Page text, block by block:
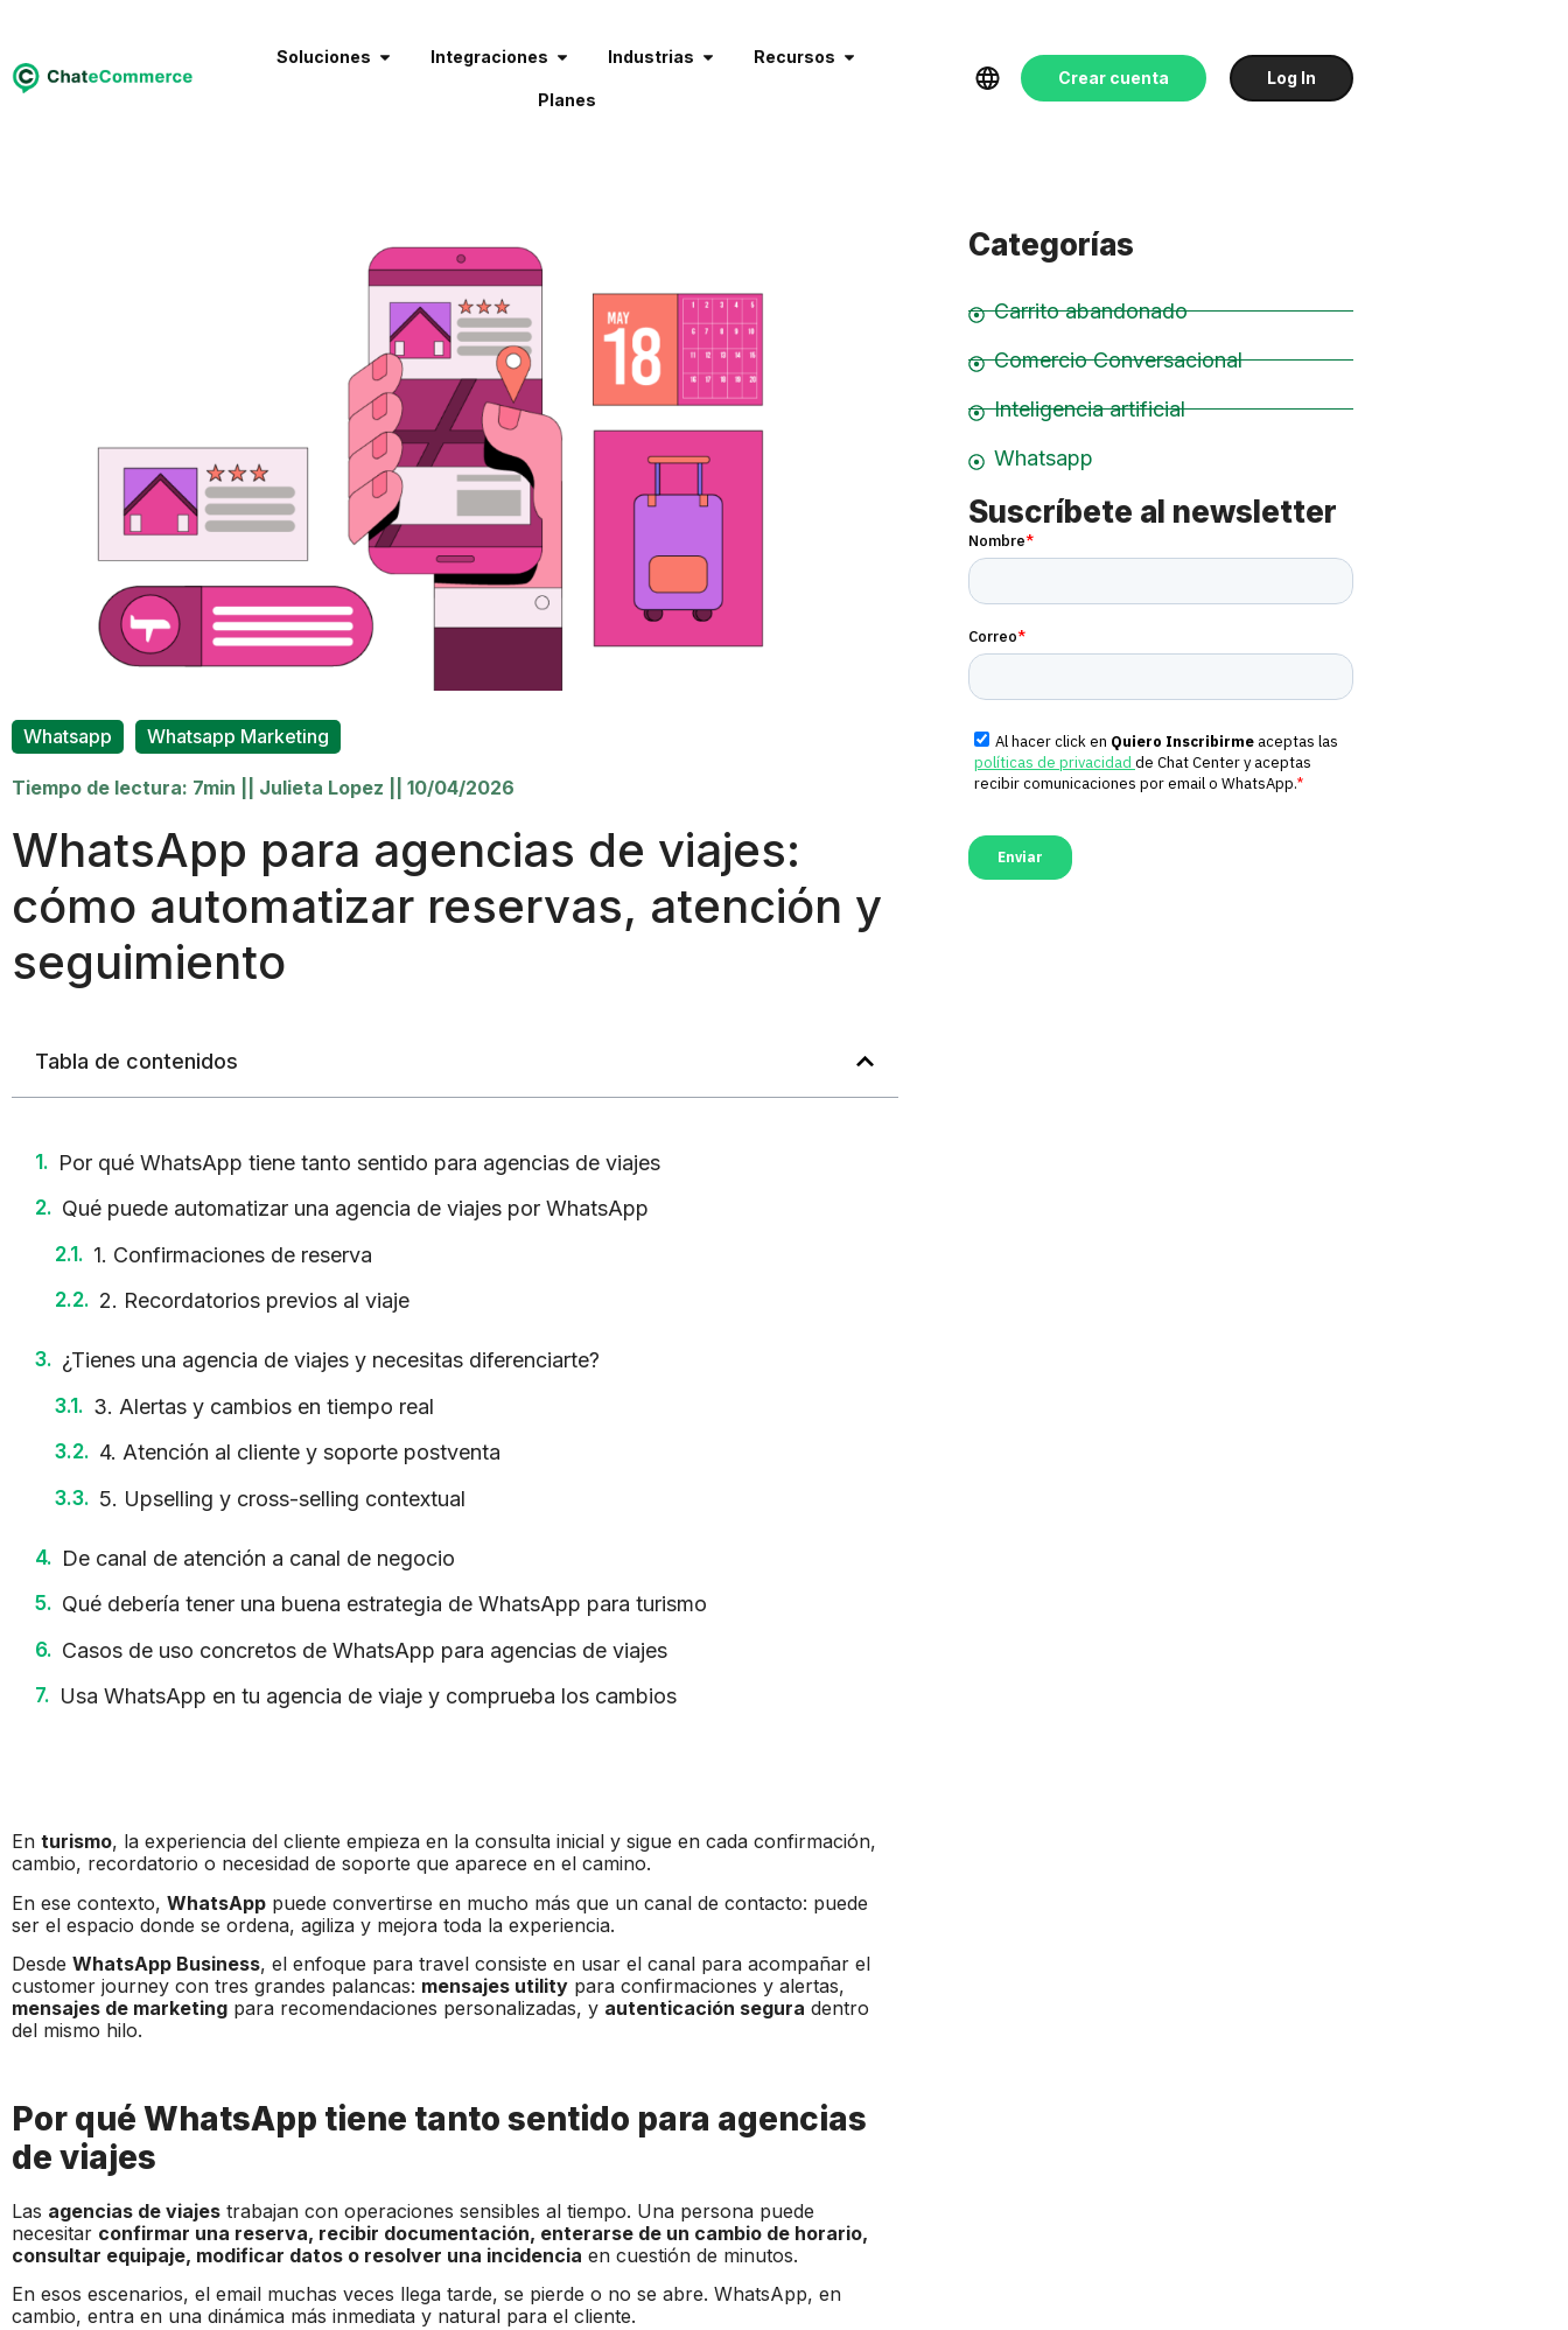
Soluciones Integraciones Industrias Recursos
Planes
Crear cuenta Log In
Whatsapp Whatsapp Marketing
Tiempo de lectura: 7min Julieta Lopez 10/04/2026
WhatsApp para agencias de viajes:
cómo automatizar reservas, atención y
seguimiento
Tabla de contenidos
Por qué WhatsApp tiene tanto sentido para agencias de viajes
Qué puede automatizar una agencia de viajes por WhatsApp
1. Confirmaciones de reserva
2. Recordatorios previos al viaje
¿Tienes una agencia de viajes y necesitas diferenciarte?
3. Alertas y cambios en tiempo real
4. Atención al cliente y soporte postventa
5. Upselling y cross-selling contextual
De canal de atención a canal de negocio
Qué debería tener una buena estrategia de WhatsApp para turismo
Casos de uso concretos de WhatsApp para agencias de viajes
Usa WhatsApp en tu agencia de viaje y comprueba los cambios
En turismo, la experiencia del cliente empieza en la consulta inicial y sigue en cada confirmación,
cambio, recordatorio o necesidad de soporte que aparece en el camino.
En ese contexto, WhatsApp puede convertirse en mucho más que un canal de contacto: puede
ser el espacio donde se ordena, agiliza y mejora toda la experiencia.
Desde WhatsApp Business, el enfoque para travel consiste en usar el canal para acompañar el
customer journey con tres grandes palancas: mensajes utility para confirmaciones y alertas,
mensajes de marketing para recomendaciones personalizadas, y autenticación segura dentro
del mismo hilo.
Por qué WhatsApp tiene tanto sentido para agencias
de viajes
Las agencias de viajes trabajan con operaciones sensibles al tiempo. Una persona puede
necesitar confirmar una reserva, recibir documentación, enterarse de un cambio de horario,
consultar equipaje, modificar datos o resolver una incidencia en cuestión de minutos.
En esos escenarios, el email muchas veces llega tarde, se pierde o no se abre. WhatsApp, en
cambio, entra en una dinámica más inmediata y natural para el cliente.
Categorías
Carrito abandonado
Comercio Conversacional
Inteligencia artificial
Whatsapp
Suscríbete al newsletter